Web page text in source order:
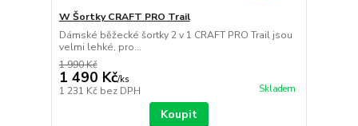
W Šortky CRAFT PRO Trail
Dámské běžecké šortky 2 v 1 CRAFT PRO Trail jsou
velmi lehké, pro...
1 990 Kč
1 490 Kč/ks
1 231 Kč bez DPH Skladem
Koupit